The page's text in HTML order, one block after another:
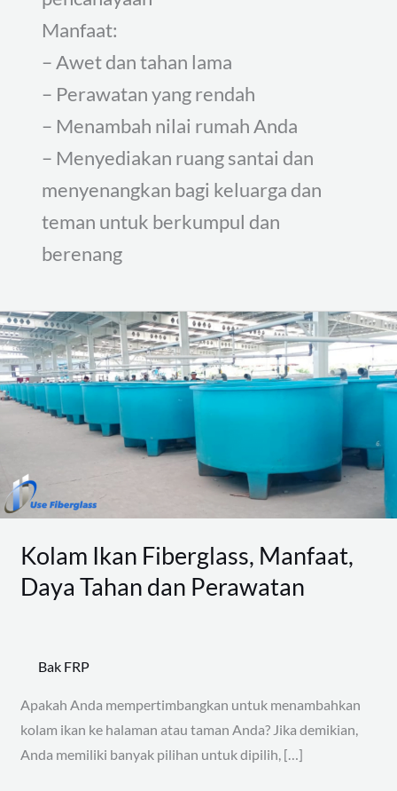
Manfaat:
– Awet dan tahan lama
– Perawatan yang rendah
– Menambah nilai rumah Anda
– Menyediakan ruang santai dan
menyenangkan bagi keluarga dan
teman untuk berkumpul dan
berenang
Kolam Ikan Fiberglass, Manfaat,
Daya Tahan dan Perawatan
Bak FRP
Apakah Anda mempertimbangkan untuk menambahkan
kolam ikan ke halaman atau taman Anda? Jika demikian,
Anda memiliki banyak pilihan untuk dipilih, […]
Kolam
Ikan
Fiberglass,
Manfaat,
Daya
dan
Perawatan